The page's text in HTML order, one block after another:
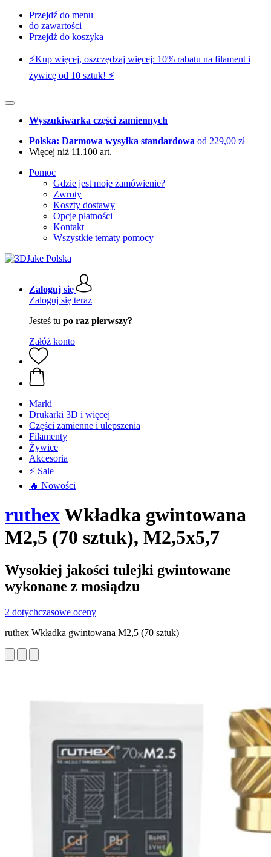
Przejdź do menu
do zawartości
Przejdź do koszyka
⚡️Kup więcej, oszczędzaj więcej: 10% rabatu na filament i
żywicę od 10 sztuk! ⚡️
Wyszukiwarka części zamiennych
Polska: Darmowa wysyłka standardowa od 229,00 zł
Więcej niż 11.100 art.
Pomoc
Gdzie jest moje zamówienie?
Zwroty
Koszty dostawy
Opcje płatności
Kontakt
Wszystkie tematy pomocy
Zaloguj się
Zaloguj się teraz
Jesteś tu po raz pierwszy?
Załóż konto
Marki
Drukarki 3D i więcej
Części zamienne i ulepszenia
Filamenty
Żywice
Akcesoria
⚡ Sale
🔥 Nowości
ruthexWkładka gwintowana
M2,5 (70 sztuk), M2,5x5,7
Wysokiej jakości tulejki gwintowane
wykonane z mosiądzu
2 dotychczasowe oceny
ruthex Wkładka gwintowana M2,5 (70 sztuk)